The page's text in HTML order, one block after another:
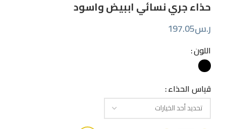
حذاء جري نسائي اببيض واسود
ر.س197.05
اللون
قياس الحذاء